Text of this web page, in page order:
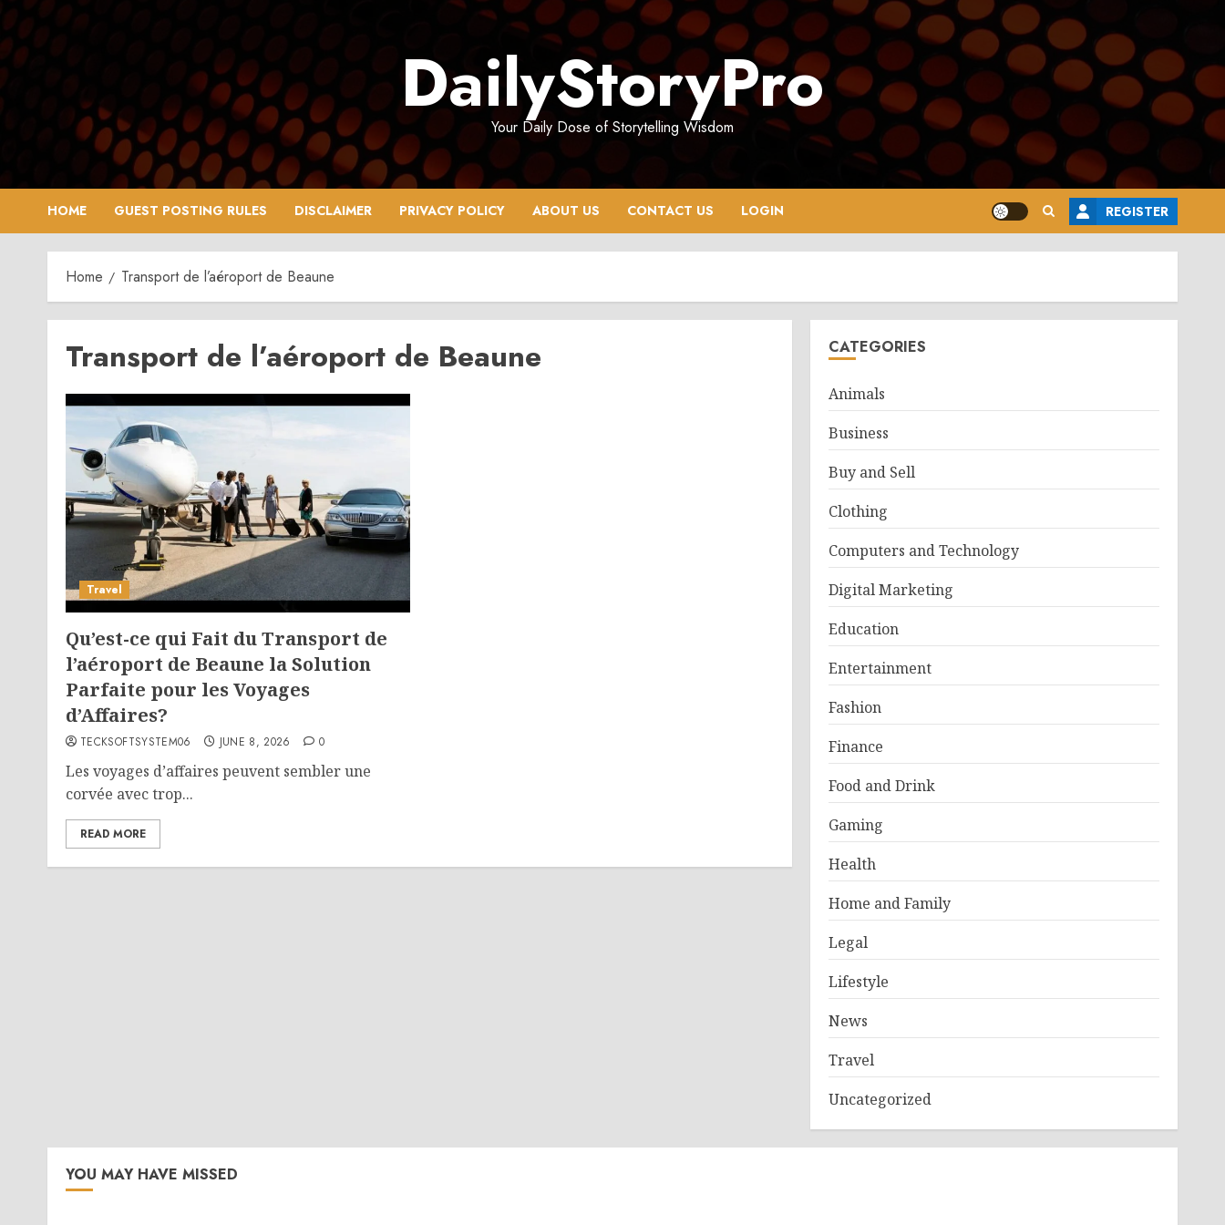
Skip
to
content
DailyStoryPro
Your Daily Dose of Storytelling Wisdom
HOME GUEST POSTING RULES DISCLAIMER PRIVACY POLICY ABOUT US CONTACT US LOGIN REGISTER
Home Transport de l’aéroport de Beaune
Transport de l’aéroport de Beaune
Travel
Qu’est-ce qui Fait du Transport de
l’aéroport de Beaune la Solution
Parfaite pour les Voyages
d’Affaires?
TECKSOFTSYSTEM06 JUNE 8, 2026 0
Les voyages d’affaires peuvent sembler une
corvée avec trop...
READ MORE
CATEGORIES
Animals
Business
Buy and Sell
Clothing
Computers and Technology
Digital Marketing
Education
Entertainment
Fashion
Finance
Food and Drink
Gaming
Health
Home and Family
Legal
Lifestyle
News
Travel
Uncategorized
YOU MAY HAVE MISSED